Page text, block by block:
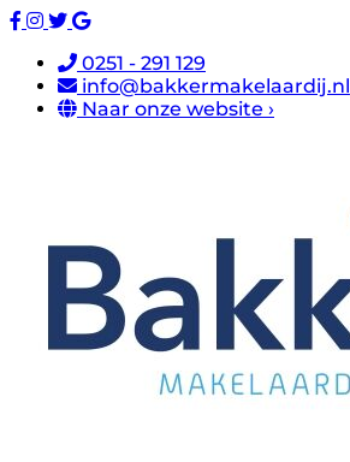
0251 - 291 129
info@bakkermakelaardij.nl
Naar onze website ›